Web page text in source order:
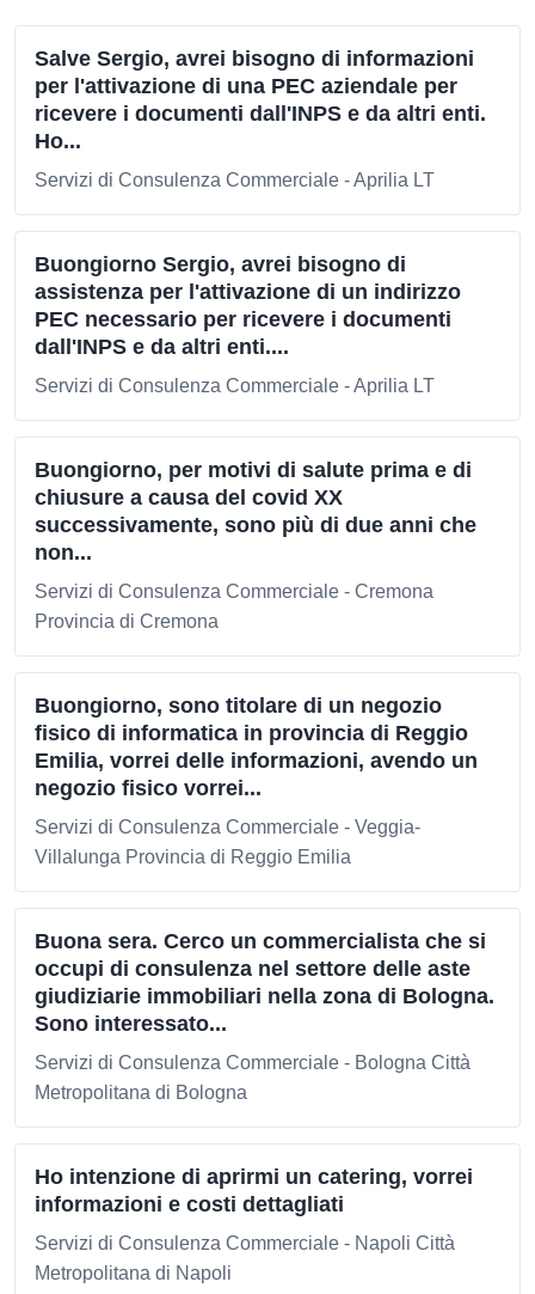
Salve Sergio, avrei bisogno di informazioni
per l'attivazione di una PEC aziendale per
ricevere i documenti dall'INPS e da altri enti.
Ho...
Servizi di Consulenza Commerciale - Aprilia LT
Buongiorno Sergio, avrei bisogno di
assistenza per l'attivazione di un indirizzo
PEC necessario per ricevere i documenti
dall'INPS e da altri enti....
Servizi di Consulenza Commerciale - Aprilia LT
Buongiorno, per motivi di salute prima e di
chiusure a causa del covid XX
successivamente, sono più di due anni che
non...
Servizi di Consulenza Commerciale - Cremona
Provincia di Cremona
Buongiorno, sono titolare di un negozio
fisico di informatica in provincia di Reggio
Emilia, vorrei delle informazioni, avendo un
negozio fisico vorrei...
Servizi di Consulenza Commerciale - Veggia-
Villalunga Provincia di Reggio Emilia
Buona sera. Cerco un commercialista che si
occupi di consulenza nel settore delle aste
giudiziarie immobiliari nella zona di Bologna.
Sono interessato...
Servizi di Consulenza Commerciale - Bologna Città
Metropolitana di Bologna
Ho intenzione di aprirmi un catering, vorrei
informazioni e costi dettagliati
Servizi di Consulenza Commerciale - Napoli Città
Metropolitana di Napoli